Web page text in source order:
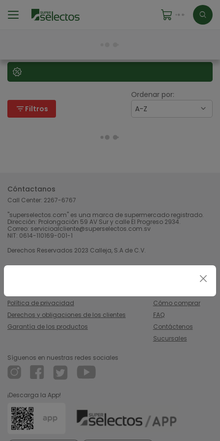
filter_list Filtros
Ordenar por:
A-Z
Cóntactanos
Call Center: 2267-6767
"superselectos.com" es una marca de supermercado registrado.
Dirección: Prolongación 59 AV Sur y calle El Progreso 2934.
Correo: servicioalcliente@superselectos.com.sv
NIT: 0614-110169-001-1
Derechos Reservados 2023 Calleja, S.A de C.V.
Política de privacidad
Derechos y obligaciones de los clientes
Garantía de los productos
Cómo comprar
FAQ
Contáctenos
Sucursales
Síguenos en nuestras redes sociales
¡Descarga la App!